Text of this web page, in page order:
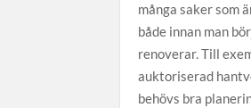
många saker som
både innan man
renoverar. Till
auktoriserad
behövs bra